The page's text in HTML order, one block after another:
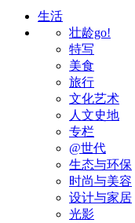
生活
壮龄go!
特写
美食
旅行
文化艺术
人文史地
专栏
@世代
生态与环保
时尚与美容
设计与家居
光影